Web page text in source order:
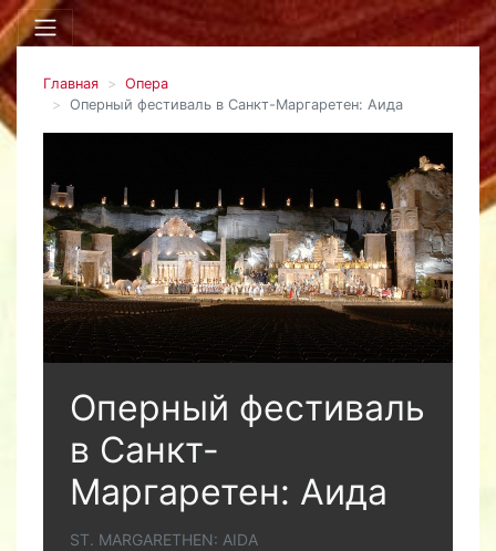
Главная
Опера
Оперный фестиваль в Санкт-Маргаретен: Аида
Оперный фестиваль
в Санкт-
Маргаретен: Аида
ST. MARGARETHEN: AIDA